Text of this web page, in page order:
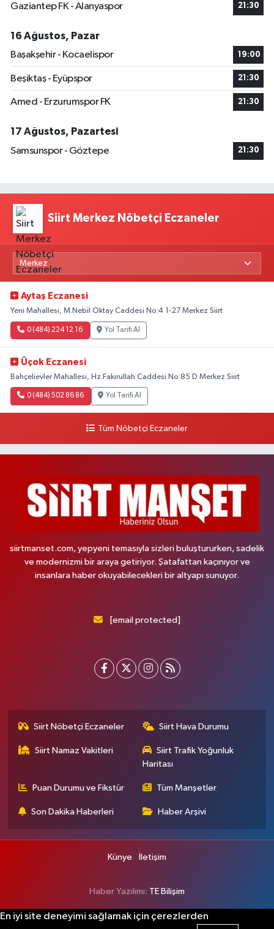
Gaziantep FK - Alanyaspor 21:30
16 Ağustos, Pazar
Başakşehir - Kocaelispor
19:00
Beşiktaş - Eyüpspor 21:30
Amed - Erzurumspor FK 21:30
17 Ağustos, Pazartesi
Samsunspor - Göztepe
21:30
Siirt Merkez Nöbetçi Eczaneler
Aytaş Eczanesi
Yeni Mahallesi, M.Nebil Oktay Caddesi No:4 1-27 Merkez Siirt
0 (484) 224 12 16 Yol Tarifi Al
Üçok Eczanesi
Bahçelievler Mahallesi, Hz.Fakirullah Caddesi No:85 D Merkez Siirt
0 (484) 502 86 86 Yol Tarifi Al
Tüm Nöbetçi Eczaneler
siirtmanset.com, yepyeni temasıyla sizleri buluştururken, sadelik
ve modernizmi bir araya getiriyor. Şatafattan kaçınıyor ve
insanlara haber okuyabilecekleri bir altyapı sunuyor.
[email protected]
Siirt Nöbetçi Eczaneler Siirt Hava Durumu
Siirt Namaz Vakitleri
Siirt Trafik Yoğunluk
Haritası
Puan Durumu ve Fikstür Tüm Manşetler
Son Dakika Haberleri Haber Arşivi
Künye İletişim
Haber Yazılımı: TE Bilişim
En iyi site deneyimi sağlamak için çerezlerden